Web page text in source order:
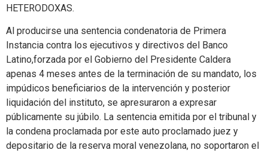
HETERODOXAS.
Al producirse una sentencia condenatoria de Primera
Instancia contra los ejecutivos y directivos del Banco
Latino,forzada por el Gobierno del Presidente Caldera
apenas 4 meses antes de la terminación de su mandato, los
impúdicos beneficiarios de la intervención y posterior
liquidación del instituto, se apresuraron a expresar
públicamente su júbilo. La sentencia emitida por el tribunal y
la condena proclamada por este auto proclamado juez y
depositario de la reserva moral venezolana, no soportaron el